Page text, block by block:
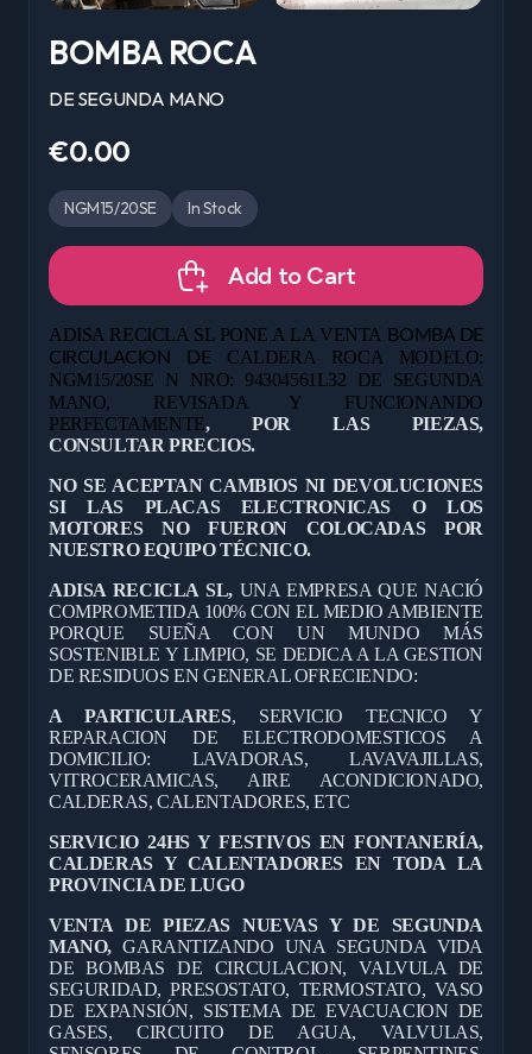
BOMBA ROCA
DE SEGUNDA MANO
€0.00
NGM15/20SE In Stock
Add to Cart
ADISA RECICLA SL PONE A LA VENTA BOMBA DE
CIRCULACION DECALDERA ROCA MODELO:
NGM15/20SE N NRO: 94304561L32 DE
SEGUNDA
MANO, REVISADA Y FUNCIONANDO
PERFECTAMENTE, POR LAS PIEZAS,
CONSULTAR PRECIOS.
NO SE ACEPTAN CAMBIOS NI DEVOLUCIONES
SI LAS PLACAS ELECTRONICAS O LOS
MOTORES NO FUERON COLOCADAS POR
NUESTRO EQUIPO TÉCNICO.
ADISA RECICLA SL, UNA EMPRESA QUE NACIÓ
COMPROMETIDA 100% CON EL MEDIO AMBIENTE
PORQUE SUEÑA CON UN MUNDO MÁS
SOSTENIBLE Y LIMPIO, SE DEDICA A LA GESTION
DE RESIDUOS EN GENERAL OFRECIENDO:
A PARTICULARES, SERVICIO TECNICO Y
REPARACION DE ELECTRODOMESTICOS A
DOMICILIO: LAVADORAS, LAVAVAJILLAS,
VITROCERAMICAS, AIRE ACONDICIONADO,
CALDERAS, CALENTADORES, ETC
SERVICIO 24HS Y FESTIVOS EN FONTANERÍA,
CALDERAS Y CALENTADORES EN TODA LA
PROVINCIA DE LUGO
VENTA DE PIEZAS NUEVAS Y DE SEGUNDA
MANO, GARANTIZANDO UNA SEGUNDA VIDA
DE BOMBAS DE CIRCULACION, VALVULA DE
SEGURIDAD, PRESOSTATO, TERMOSTATO, VASO
DE EXPANSIÓN, SISTEMA DE EVACUACION DE
GASES, CIRCUITO DE AGUA, VALVULAS,